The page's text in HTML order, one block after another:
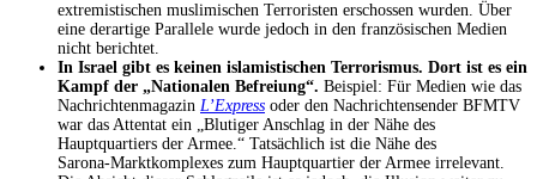
extremistischen muslimischen Terroristen erschossen wurden. Über
eine derartige Parallele wurde jedoch in den französischen Medien
nicht berichtet.
In Israel gibt es keinen islamistischen Terrorismus. Dort ist es ein
Kampf der „Nationalen Befreiung“. Beispiel: Für Medien wie das
Nachrichtenmagazin L’Express oder den Nachrichtensender BFMTV
war das Attentat ein „Blutiger Anschlag in der Nähe des
Hauptquartiers der Armee.“ Tatsächlich ist die Nähe des
Sarona‑Marktkomplexes zum Hauptquartier der Armee irrelevant.